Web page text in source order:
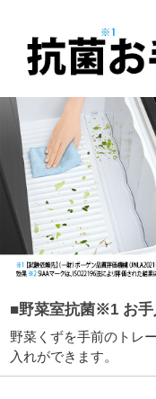
■野菜室抗菌※1 お手
野菜くずを手前のトレ
入れができます。